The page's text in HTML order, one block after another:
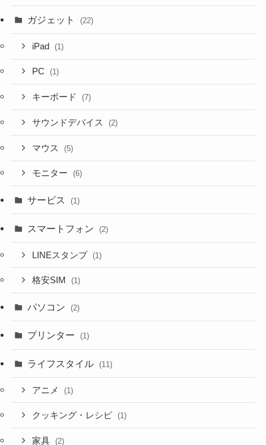
ガジェット (22)
iPad (1)
PC (1)
キーボード (7)
サウンドデバイス (2)
マウス (5)
モニター (6)
サービス (1)
スマートフォン (2)
LINEスタンプ (1)
格安SIM (1)
パソコン (2)
プリンター (1)
ライフスタイル (11)
アニメ (1)
クッキング・レシピ (1)
家具 (2)